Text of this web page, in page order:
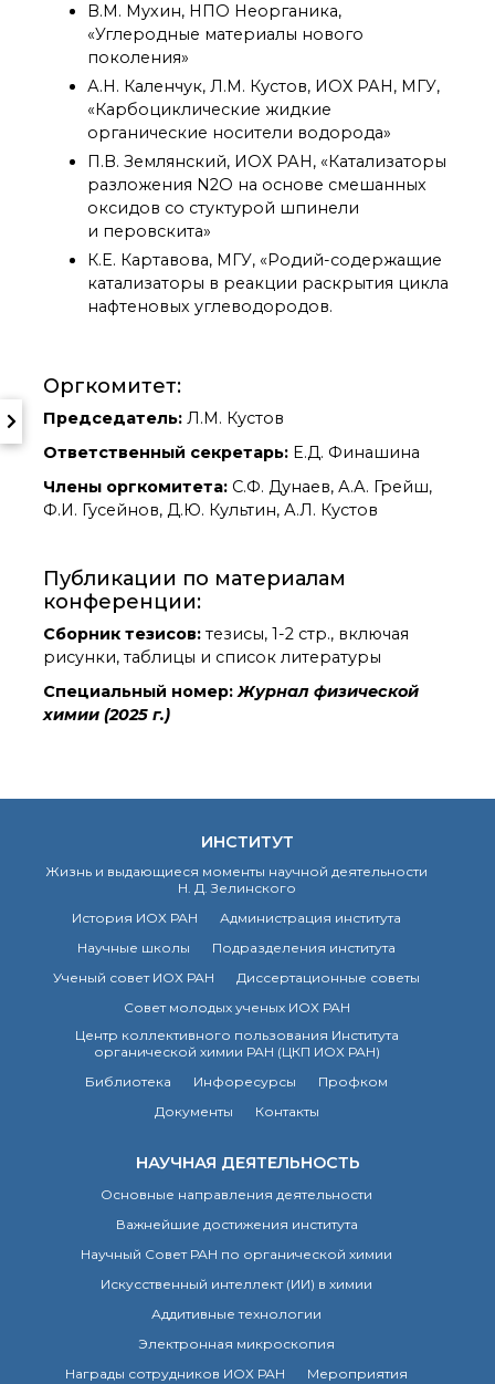
Конкурсы, премии
Конкурсы вакантных
должностей
История ВХК РАН
Преподавательский
Достижения
Почтовый сервер
Внутренний сайт
В.М. Мухин, НПО Неорганика,
«Углеродные материалы нового
поколения»
А.Н. Каленчук, Л.М. Кустов, ИОХ РАН, МГУ,
«Карбоциклические жидкие
органические носители водорода»
П.В. Землянский, ИОХ РАН, «Катализаторы
разложения N2O на основе смешанных
оксидов со стуктурой шпинели
и перовскита»
К.Е. Картавова, МГУ, «Родий-содержащие
катализаторы в реакции раскрытия цикла
нафтеновых углеводородов.
Оргкомитет:
Председатель: Л.М. Кустов
Ответственный секретарь: Е.Д. Финашина
Члены оргкомитета: С.Ф. Дунаев, А.А. Грейш,
Ф.И. Гусейнов, Д.Ю. Культин, А.Л. Кустов
Публикации по материалам
конференции:
Сборник тезисов: тезисы, 1-2 стр., включая
рисунки, таблицы и список литературы
Специальный номер: Журнал физической
химии (2025 г.)
ИНСТИТУТ
Жизнь и выдающиеся моменты научной деятельности
Н. Д. Зелинского
История ИОХ РАН
Администрация института
Научные школы
Подразделения института
Ученый совет ИОХ РАН
Диссертационные советы
Совет молодых ученых ИОХ РАН
Центр коллективного пользования Института
органической химии РАН (ЦКП ИОХ РАН)
Библиотека
Инфоресурсы
Профком
Документы
Контакты
НАУЧНАЯ ДЕЯТЕЛЬНОСТЬ
Основные направления деятельности
Важнейшие достижения института
Научный Совет РАН по органической химии
Искусственный интеллект (ИИ) в химии
Аддитивные технологии
Электронная микроскопия
Награды сотрудников ИОХ РАН
Мероприятия